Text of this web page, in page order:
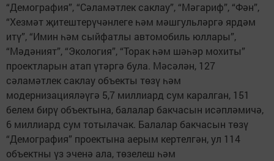
“Демография”, “Сәламәтлек саклау”, “Мәгариф”, “Фән”,
“Хезмәт җитештерүчәнлеге һәм мәшгульләргә ярдәм
итү”, “Имин һәм сыйфатлы автомобиль юллары”,
“Мәдәният”, “Экология”, “Торак һәм шәһәр мохиты”
проектларын атап үтәргә була. Мәсәлән, 127
сәламәтлек саклау объекты төзү һәм
модернизацияләүгә 5,7 миллиард сум каралган, 151
белем бирү объектына, балалар бакчасын исәпләмичә,
6 миллиард сум тотылачак. Балалар бакчасын төзү
“Демография” проектына аерым кертелгән, ул 114
объектны үз эченә ала, төзелеш һәм